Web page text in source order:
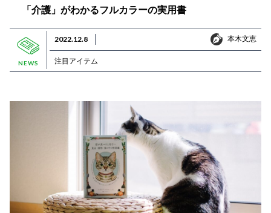
「介護」がわかるフルカラーの実用書
NEWS
2022.12.8 本木文恵
本木文恵
注目アイテム